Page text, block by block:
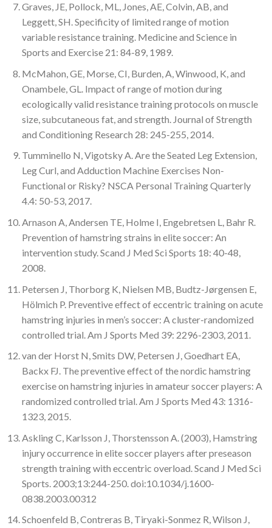
Graves, JE, Pollock, ML, Jones, AE, Colvin, AB, and
Leggett, SH. Specificity of limited range of motion
variable resistance training. Medicine and Science in
Sports and Exercise 21: 84-89, 1989.
McMahon, GE, Morse, CI, Burden, A, Winwood, K, and
Onambele, GL. Impact of range of motion during
ecologically valid resistance training protocols on muscle
size, subcutaneous fat, and strength. Journal of Strength
and Conditioning Research 28: 245-255, 2014.
Tumminello N, Vigotsky A. Are the Seated Leg Extension,
Leg Curl, and Adduction Machine Exercises Non-
Functional or Risky? NSCA Personal Training Quarterly
4.4: 50-53, 2017.
Arnason A, Andersen TE, Holme I, Engebretsen L, Bahr R.
Prevention of hamstring strains in elite soccer: An
intervention study. Scand J Med Sci Sports 18: 40-48,
2008.
Petersen J, Thorborg K, Nielsen MB, Budtz-Jørgensen E,
Hölmich P. Preventive effect of eccentric training on acute
hamstring injuries in men’s soccer: A cluster-randomized
controlled trial. Am J Sports Med 39: 2296-2303, 2011.
van der Horst N, Smits DW, Petersen J, Goedhart EA,
Backx FJ. The preventive effect of the nordic hamstring
exercise on hamstring injuries in amateur soccer players: A
randomized controlled trial. Am J Sports Med 43: 1316-
1323, 2015.
Askling C, Karlsson J, Thorstensson A. (2003), Hamstring
injury occurrence in elite soccer players after preseason
strength training with eccentric overload. Scand J Med Sci
Sports. 2003;13:244-250. doi:10.1034/j.1600-
0838.2003.00312
Schoenfeld B, Contreras B, Tiryaki-Sonmez R, Wilson J,